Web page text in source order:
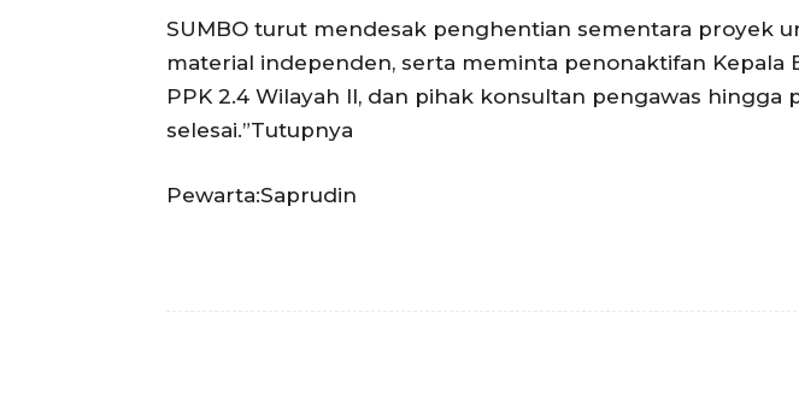
SUMBO turut mendesak penghentian sementara proyek
material independen, serta meminta penonaktifan Kepala
PPK 2.4 Wilayah II, dan pihak konsultan pengawas hingga
selesai.”Tutupnya
Pewarta:Saprudin